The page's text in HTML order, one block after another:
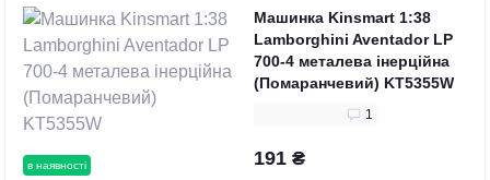
в наявності
Машинка Kinsmart 1:38
Lamborghini Aventador LP
700-4 металева інерційна
(Помаранчевий) KT5355W
1
191 ₴